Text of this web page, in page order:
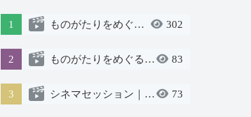
1 ものがたりをめぐる物語 302
2 ものがたりをめぐる物語 83
3 シネマセッション｜ゲスト：石川直樹さん 73